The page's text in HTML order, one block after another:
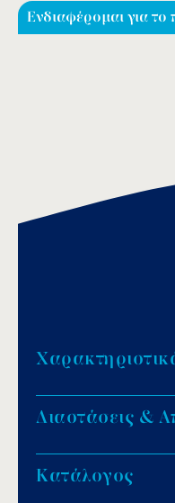
Ενδιαφέρομαι για το
Ανθεκτικό ABS
Προστασία UV.
Διαστάσεις &
Κατάλογος